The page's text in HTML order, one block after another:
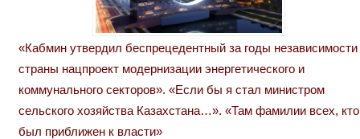
«Кабмин утвердил беспрецедентный за годы независимости
страны нацпроект модернизации энергетического и
коммунального секторов». «Если бы я стал министром
сельского хозяйства Казахстана…». «Там фамилии всех, кто
был приближен к власти»